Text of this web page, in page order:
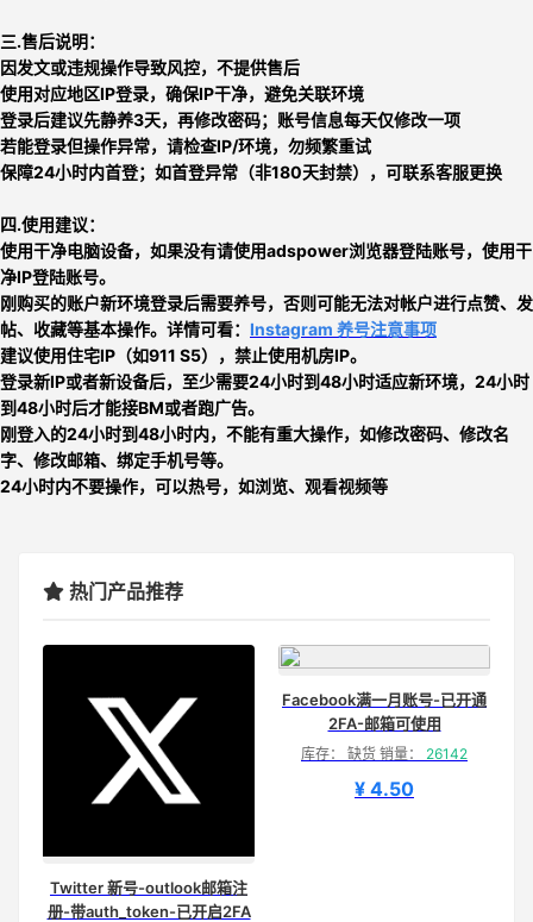
三.售后说明：
因发文或违规操作导致风控，不提供售后
使用对应地区IP登录，确保IP干净，避免关联环境
登录后建议先静养3天，再修改密码；账号信息每天仅修改一项
若能登录但操作异常，请检查IP/环境，勿频繁重试
保障24小时内首登；如首登异常（非180天封禁），可联系客服更换
四.使用建议：
使用干净电脑设备，如果没有请使用adspower浏览器登陆账号，使用干
净IP登陆账号。
刚购买的账户新环境登录后需要养号，否则可能无法对帐户进行点赞、发
帖、收藏等基本操作。详情可看： Instagram 养号注意事项
建议使用住宅IP（如911 S5），禁止使用机房IP。
登录新IP或者新设备后，至少需要24小时到48小时适应新环境，24小时
到48小时后才能接BM或者跑广告。
刚登入的24小时到48小时内，不能有重大操作，如修改密码、修改名
字、修改邮箱、绑定手机号等。
24小时内不要操作，可以热号，如浏览、观看视频等
热门产品推荐
Twitter 新号-outlook邮箱注
册-带auth_token-已开启2FA
Facebook满一月账号-已开通
2FA-邮箱可使用
库存： 缺货 销量： 26142
¥ 4.50